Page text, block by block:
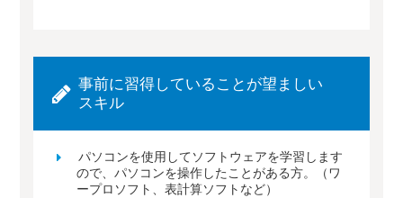
事前に習得していることが望ましい
スキル
パソコンを使用してソフトウェアを学習します
ので、パソコンを操作したことがある方。（ワ
ープロソフト、表計算ソフトなど）